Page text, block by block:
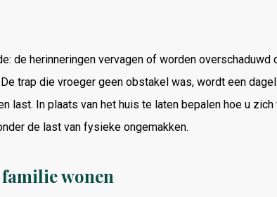
de herinneringen vervagen of worden overschaduwd
trap die vroeger geen obstakel was, wordt een
last. In plaats van het huis te laten bepalen hoe u zich
de last van fysieke ongemakken.
wonen